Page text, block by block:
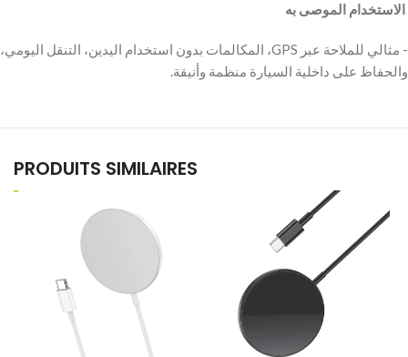
‫ الاستخدام الموصى به
‫- مثالي للملاحة عبر GPS، المكالمات بدون استخدام اليدين، التنقل اليومي،
والحفاظ على داخلية السيارة منظمة وأنيقة.
PRODUITS SIMILAIRES